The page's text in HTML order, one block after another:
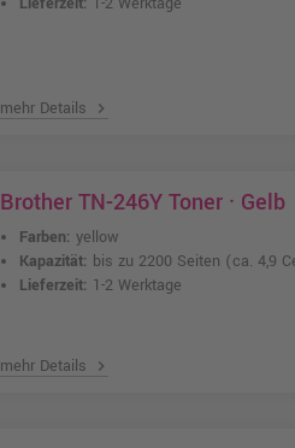
mehr Details chevron_right
Brother TN-246Y Toner · Gelb
Farben: yellow
Kapazität: bis zu 2200 Seiten (ca. 4,9
Lieferzeit: 1-2 Werktage
mehr Details chevron_right